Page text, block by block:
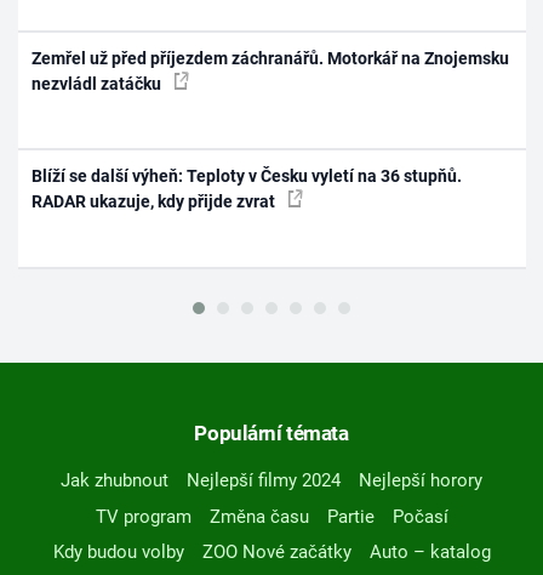
Zemřel už před příjezdem záchranářů. Motorkář na Znojemsku
nezvládl zatáčku
Blíží se další výheň: Teploty v Česku vyletí na 36 stupňů.
RADAR ukazuje, kdy přijde zvrat
Populární témata
Jak zhubnout Nejlepší filmy 2024
Nejlepší horory
TV program
Změna času Partie
Počasí
Kdy budou volby
ZOO Nové začátky
Auto – katalog